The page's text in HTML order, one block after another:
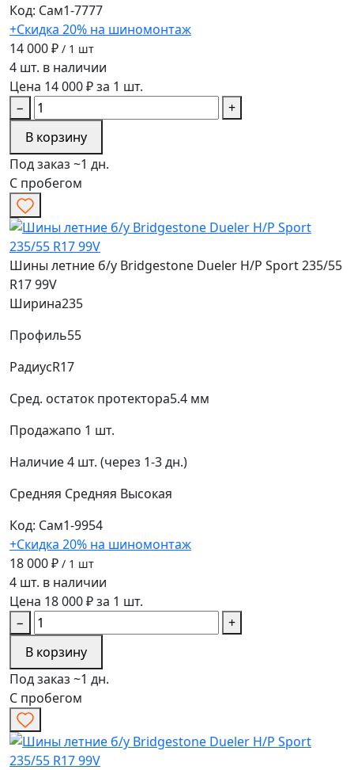
Код: Сам1-7777
+Скидка 20% на шиномонтаж
14 000 ₽ / 1 шт
4 шт. в наличии
Цена 14 000 ₽ за 1 шт.
−
+
В корзину
Под заказ ~1 дн.
С пробегом
Шины летние б/у Bridgestone Dueler H/P Sport 235/55
R17 99V
Ширина235
Профиль55
РадиусR17
Сред. остаток протектора5.4 мм
Продажапо 1 шт.
Наличие4 шт. (через 1-3 дн.)
Средняя Средняя Высокая
Код: Сам1-9954
+Скидка 20% на шиномонтаж
18 000 ₽ / 1 шт
4 шт. в наличии
Цена 18 000 ₽ за 1 шт.
−
+
В корзину
Под заказ ~1 дн.
С пробегом